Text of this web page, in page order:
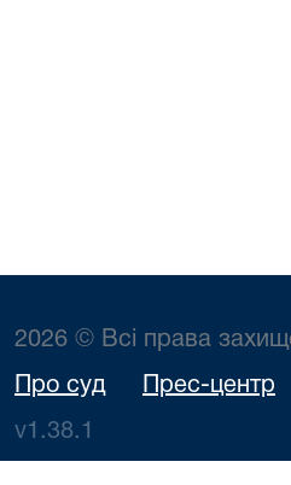
2026 © Всі права
Про суд Прес-центр
v1.38.1